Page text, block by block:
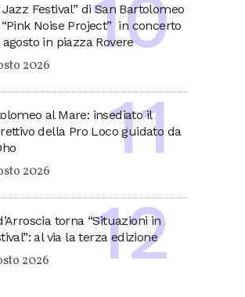
Jazz Festival” di San Bartolomeo
Noise Project” in concerto
in piazza Rovere
2026
al Mare: insediato il
della Pro Loco guidato da
2026
torna “Situazioni in
al via la terza edizione
2026